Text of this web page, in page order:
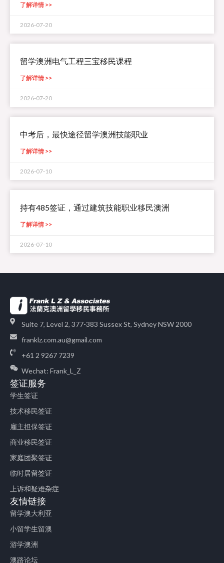
了解详情 >>
2026-07-20
留学澳洲电气工程三宝移民课程
了解详情 >>
2026-07-20
中考后，最快途径留学澳洲技能职业
了解详情 >>
2026-07-10
持有485签证，通过建筑技能职业移民澳洲
了解详情 >>
2026-07-10
Suite 7, Level 2, 377-383 Sussex St, Sydney NSW 2000
franklz.com.au@gmail.com
+61 2 9267 7239
Wechat: Frank_L_Z
签证服务
学生签证
技术移民签证
雇主担保签证
商业移民签证
家庭团聚签证
临时居留签证
上诉和疑难杂症
友情链接
留学澳大利亚
小留学生留澳
游学澳洲
澳路论坛